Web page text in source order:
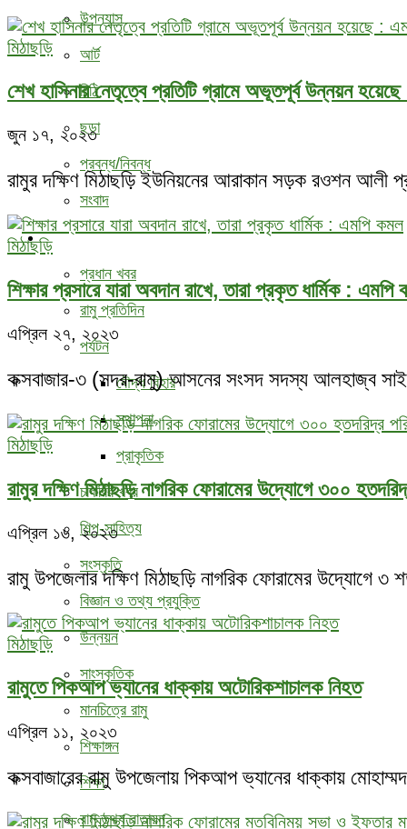
উপন্যাস
আর্ট
চিঠি
ছড়া
প্রবন্ধ/নিবন্ধ
সংবাদ
বিবিধ
প্রধান খবর
রামু প্রতিদিন
পর্যটন
বৌদ্ধ ‍বিহার
স্থাপনা
প্রাকৃতিক
চাকরির খবর
শিল্প-সাহিত্য
সংস্কৃতি
বিজ্ঞান ও তথ্য প্রযুক্তি
উন্নয়ন
সাংস্কৃতিক
মানচিত্রে রামু
শিক্ষাঙ্গন
শিক্ষা
রামু তথ্য বাতায়ন
মিঠাছড়ি
শেখ হাসিনার নেতৃত্বে প্রতিটি গ্রামে অভূতপূর্ব উন্নয়ন
জুন ১৭, ২০২৩
রামুর দক্ষিণ মিঠাছড়ি ইউনিয়নের আরাকান সড়ক রওশন আলী
মিঠাছড়ি
শিক্ষার প্রসারে যারা অবদান রাখে, তারা প্রকৃত ধার্মিক :
এপ্রিল ২৭, ২০২৩
কক্সবাজার-৩ (সদর-রামু) আসনের সংসদ সদস্য আলহাজ্ব
মিঠাছড়ি
রামুর দক্ষিণ মিঠাছড়ি নাগরিক ফোরামের উদ্যোগে ৩০০
এপ্রিল ১৬, ২০২৩
রামু উপজেলার দক্ষিণ মিঠাছড়ি নাগরিক ফোরামের উদ্যোগে
মিঠাছড়ি
রামুতে পিকআপ ভ্যানের ধাক্কায় অটোরিকশাচালক নিহত
এপ্রিল ১১, ২০২৩
কক্সবাজারের রামু উপজেলায় পিকআপ ভ্যানের ধাক্কায়